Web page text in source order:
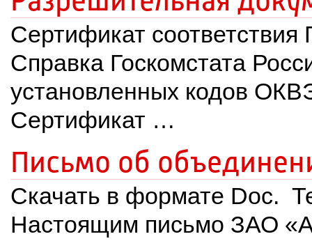
Сертификат
Справка Госкомстата
установленных кодов
Сертификат …
Письмо об
Скачать в формате Doc.
Настоящим письмо ЗАО